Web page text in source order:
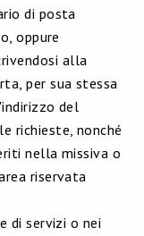
di posta
oppure
alla
per sua stessa
del
richieste, nonché
nella missiva o
riservata
di servizi o nei